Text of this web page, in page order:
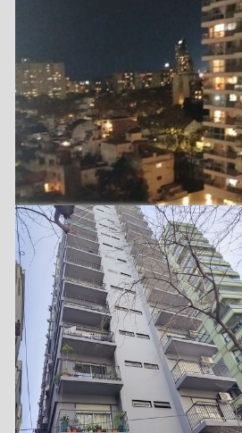
Luminoso 2 ambientes a la calle con gran vista
panorámica de 360G/// balcón de 19m